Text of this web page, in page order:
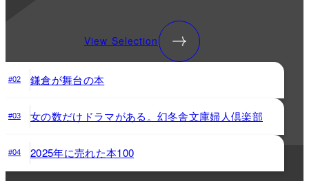
View Selection
#02 鎌倉が舞台の本
#03 女の数だけドラマがある。幻冬舎文庫婦人倶楽部
#04 2025年に売れた本100